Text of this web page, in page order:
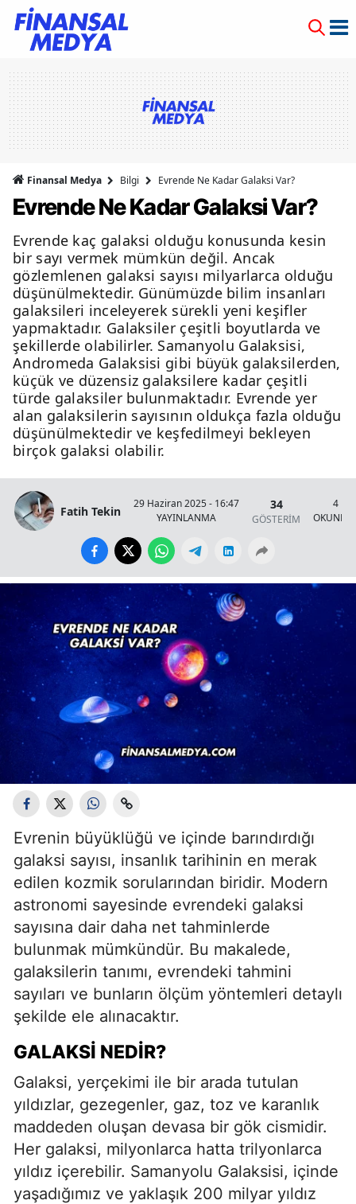
Finansal Medya Bilgi Evrende Ne Kadar Galaksi Var?
Evrende Ne Kadar Galaksi Var?
Evrende kaç galaksi olduğu konusunda kesin
bir sayı vermek mümkün değil. Ancak
gözlemlenen galaksi sayısı milyarlarca olduğu
düşünülmektedir. Günümüzde bilim insanları
galaksileri inceleyerek sürekli yeni keşifler
yapmaktadır. Galaksiler çeşitli boyutlarda ve
şekillerde olabilirler. Samanyolu Galaksisi,
Andromeda Galaksisi gibi büyük galaksilerden,
küçük ve düzensiz galaksilere kadar çeşitli
türde galaksiler bulunmaktadır. Evrende yer
alan galaksilerin sayısının oldukça fazla olduğu
düşünülmektedir ve keşfedilmeyi bekleyen
birçok galaksi olabilir.
Fatih Tekin
29 Haziran 2025 - 16:47
YAYINLANMA
34
GÖSTERİM
4
Evrenin büyüklüğü ve içinde barındırdığı
galaksi sayısı, insanlık tarihinin en merak
edilen kozmik sorularından biridir. Modern
astronomi sayesinde evrendeki galaksi
sayısına dair daha net tahminlerde
bulunmak mümkündür. Bu makalede,
galaksilerin tanımı, evrendeki tahmini
sayıları ve bunların ölçüm yöntemleri detaylı
şekilde ele alınacaktır.
GALAKSI NEDIR?
Galaksi, yerçekimi ile bir arada tutulan
yıldızlar, gezegenler, gaz, toz ve karanlık
maddeden oluşan devasa bir gök cismidir.
Her galaksi, milyonlarca hatta trilyonlarca
yıldız içerebilir. Samanyolu Galaksisi, içinde
yaşadığımız ve yaklaşık 200 milyar yıldız